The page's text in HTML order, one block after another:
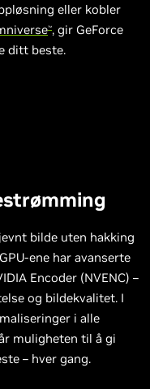
eller kobler
™, gir GeForce
ditt beste.
bilde uten hakking
ene har avanserte
Encoder (NVENC) –
og bildekvalitet. I
i alle
muligheten til å gi
– hver gang.